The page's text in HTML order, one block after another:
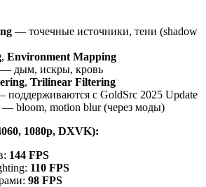
— точечные источники, тени (shadow
, Environment Mapping
— дым, искры, кровь
, Trilinear Filtering
поддерживаются с GoldSrc 2025 Update
— bloom, motion blur (через моды)
1080p, DXVK):
144 FPS
110 FPS
98 FPS